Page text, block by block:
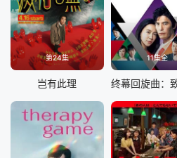
第24集
岂有此理
11集全